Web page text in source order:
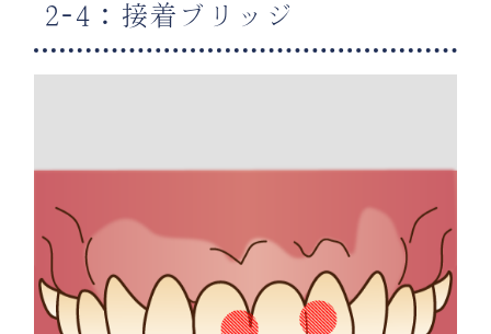
2-4：接着ブリッジ